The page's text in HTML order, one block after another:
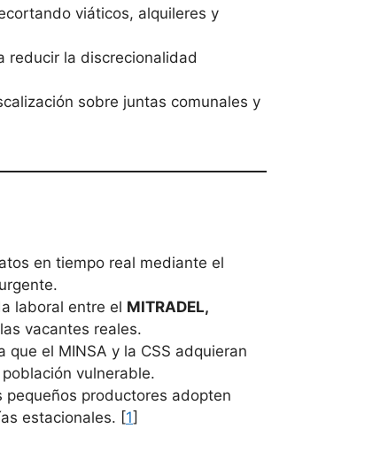
viáticos, alquileres y
reducir la discrecionalidad
sobre juntas comunales y
en tiempo real mediante el
laboral entre el MITRADEL,
vacantes reales.
el MINSA y la CSS adquieran
vulnerable.
pequeños productores adopten
estacionales. [1]